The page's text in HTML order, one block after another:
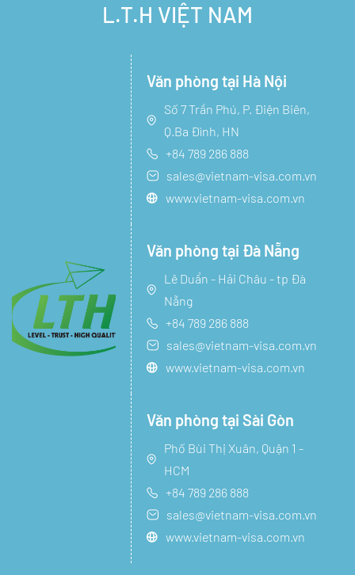
L.T.H VIỆT NAM
Văn phòng tại Hà Nội
Số 7 Trần Phú, P. Điện Biên,
Q.Ba Đình, HN
+84 789 286 888
sales@vietnam-visa.com.vn
www.vietnam-visa.com.vn
Văn phòng tại Đà Nẵng
Lê Duẩn - Hải Châu - tp Đà
Nẵng
+84 789 286 888
sales@vietnam-visa.com.vn
www.vietnam-visa.com.vn
Văn phòng tại Sài Gòn
Phố Bùi Thị Xuân, Quận 1 -
HCM
+84 789 286 888
sales@vietnam-visa.com.vn
www.vietnam-visa.com.vn